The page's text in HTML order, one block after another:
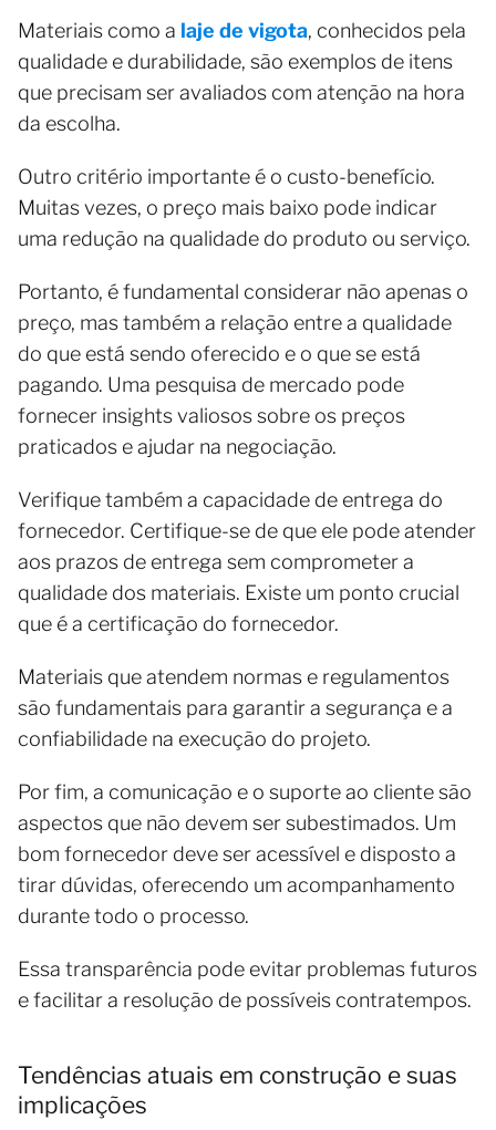
Materiais como a laje de vigota, conhecidos pela
qualidade e durabilidade, são exemplos de itens
que precisam ser avaliados com atenção na hora
da escolha.
Outro critério importante é o custo-benefício.
Muitas vezes, o preço mais baixo pode indicar
uma redução na qualidade do produto ou serviço.
Portanto, é fundamental considerar não apenas o
preço, mas também a relação entre a qualidade
do que está sendo oferecido e o que se está
pagando. Uma pesquisa de mercado pode
fornecer insights valiosos sobre os preços
praticados e ajudar na negociação.
Verifique também a capacidade de entrega do
fornecedor. Certifique-se de que ele pode atender
aos prazos de entrega sem comprometer a
qualidade dos materiais. Existe um ponto crucial
que é a certificação do fornecedor.
Materiais que atendem normas e regulamentos
são fundamentais para garantir a segurança e a
confiabilidade na execução do projeto.
Por fim, a comunicação e o suporte ao cliente são
aspectos que não devem ser subestimados. Um
bom fornecedor deve ser acessível e disposto a
tirar dúvidas, oferecendo um acompanhamento
durante todo o processo.
Essa transparência pode evitar problemas futuros
e facilitar a resolução de possíveis contratempos.
Tendências atuais em construção e suas
implicações